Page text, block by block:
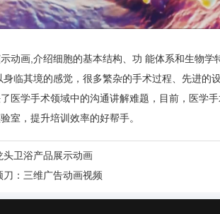
动画,介绍细胞的基本结构、功 能体系和生物学
身临其境的感觉，很多繁杂的手术过程、先进的
医学手术领域中的沟通讲解难题，目前，医学
室，提升培训效率的好帮手。
头卫浴产品展示动画
刀：三维广告动画视频